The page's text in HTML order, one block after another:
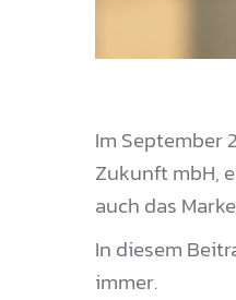
Im September
Zukunft mbH,
auch das
In diesem
immer.